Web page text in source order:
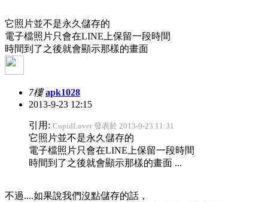
它照片並不是永久儲存的
電子檔照片只會在LINE上保留一段時間
時間到了之後就會顯示那樣的畫面
7樓 apk1028
2013-9-23 12:15
引用: CupidLover 發表於 2013-9-23 11:31
它照片並不是永久儲存的
電子檔照片只會在LINE上保留一段時間
時間到了之後就會顯示那樣的畫面 ...
不過....如果說我們沒點儲存的話，